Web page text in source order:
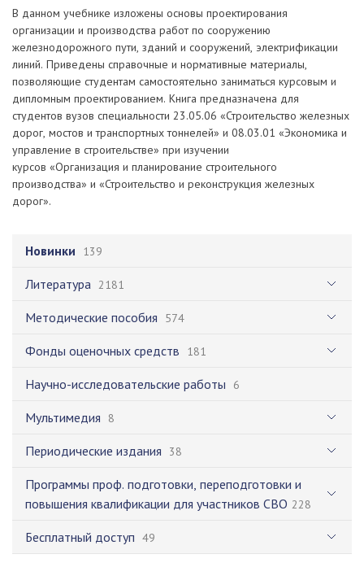
Новинки 139
Литература 2181
Методические пособия 574
Фонды оценочных средств 181
Научно-исследовательские работы 6
Мультимедия 8
Периодические издания 38
Программы проф. подготовки, переподготовки и
повышения квалификации для участников СВО 228
Бесплатный доступ 49
В данном учебнике изложены основы проектирования
организации и производства работ по сооружению
железнодорожного пути, зданий и сооружений, электрификации
линий. Приведены справочные и нормативные материалы,
позволяющие студентам самостоятельно заниматься курсовым и
дипломным проектированием. Книга предназначена для
студентов вузов специальности 23.05.06 «Строительство железных
дорог, мостов и транспортных тоннелей» и 08.03.01 «Экономика и
управление в строительстве» при изучении
курсов «Организация и планирование строительного
производства» и «Строительство и реконструкция железных
дорог».